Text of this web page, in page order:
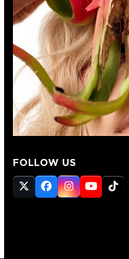
FOLLOW US
Twitter
(deprecated)
Facebook
Instagram